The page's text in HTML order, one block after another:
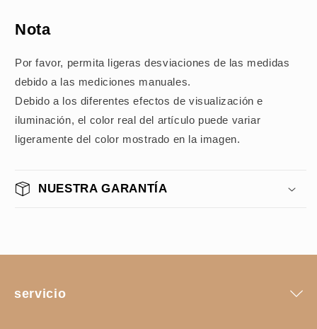
Nota
Por favor, permita ligeras desviaciones de las medidas
debido a las mediciones manuales.
Debido a los diferentes efectos de visualización e
iluminación, el color real del artículo puede variar
ligeramente del color mostrado en la imagen.
NUESTRA GARANTÍA
servicio